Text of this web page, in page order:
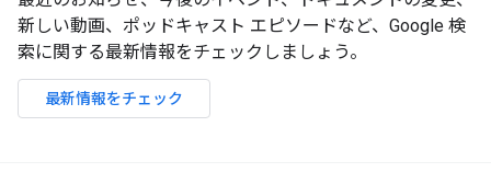
新しい動画、ポッドキャスト エピソードなど、Google 検
索に関する最新情報をチェックしましょう。
最新情報をチェック